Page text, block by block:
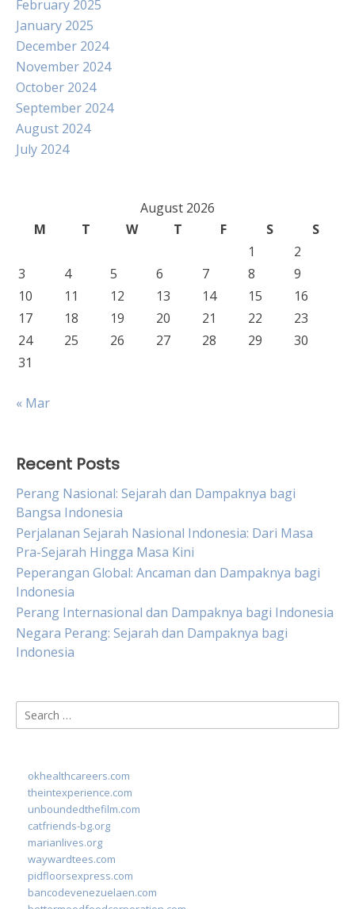
February 2025
January 2025
December 2024
November 2024
October 2024
September 2024
August 2024
July 2024
August 2026
M
T W T F S
S
1
2
3
4 5 6 7 8
9
10
11 12 13 14 15
16
17
18 19 20 21 22
23
24
25 26 27 28 29
30
31
« Mar
Recent Posts
Perang Nasional: Sejarah dan Dampaknya bagi
Bangsa Indonesia
Perjalanan Sejarah Nasional Indonesia: Dari Masa
Pra-Sejarah Hingga Masa Kini
Peperangan Global: Ancaman dan Dampaknya bagi
Indonesia
Perang Internasional dan Dampaknya bagi Indonesia
Negara Perang: Sejarah dan Dampaknya bagi
Indonesia
Search
for:
okhealthcareers.com
theintexperience.com
unboundedthefilm.com
catfriends-bg.org
marianlives.org
waywardtees.com
pidfloorsexpress.com
bancodevenezuelaen.com